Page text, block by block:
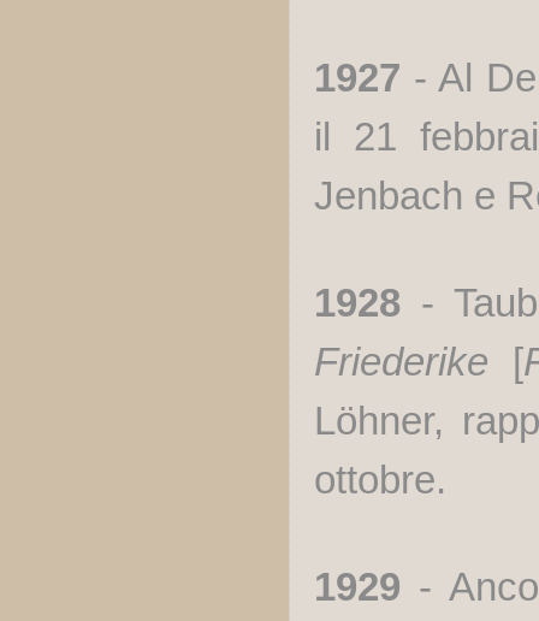
1927 - Al
il 21
Jenbach e
1928 -
Friederike [
Löhner,
ottobre.
1929 -